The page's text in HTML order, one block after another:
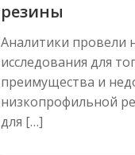
резины
Аналитики провели
исследования для
преимущества и
низкопрофильной
для […]